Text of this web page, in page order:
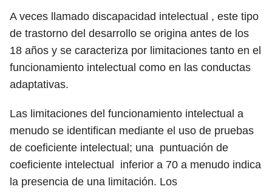
A veces llamado discapacidad intelectual , este tipo
de trastorno del desarrollo se origina antes de los
18 años y se caracteriza por limitaciones tanto en el
funcionamiento intelectual como en las conductas
adaptativas.
Las limitaciones del funcionamiento intelectual a
menudo se identifican mediante el uso de pruebas
de coeficiente intelectual; una puntuación de
coeficiente intelectual inferior a 70 a menudo indica
la presencia de una limitación. Los